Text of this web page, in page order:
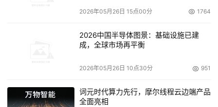
abuse@anti-spam.cn
SPF是为了防范垃圾邮件而提出来的一种DNS记录类型，它
发邮件的所有IP地址。
2026年05月26日 15点00分 1764
2026中国半导体图景：基础设施已建
成，全球市场再平衡
2026年05月26日 10点30分 951
词元时代算力先行，摩尔线程云边端产品
全面亮相